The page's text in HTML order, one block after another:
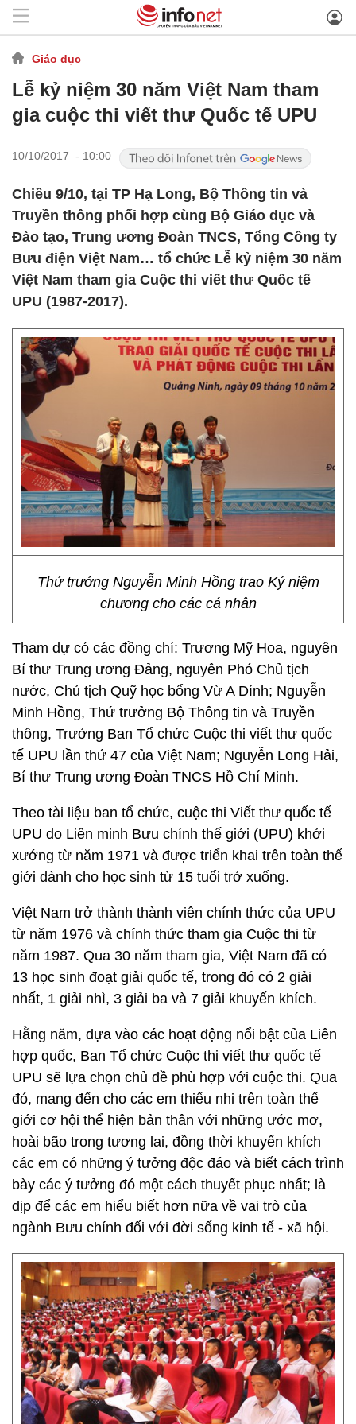
Giáo dục
Lễ kỷ niệm 30 năm Việt Nam tham
gia cuộc thi viết thư Quốc tế UPU
10/10/2017 - 10:00
Chiều 9/10, tại TP Hạ Long, Bộ Thông tin và
Truyền thông phối hợp cùng Bộ Giáo dục và
Đào tạo, Trung ương Đoàn TNCS, Tổng Công ty
Bưu điện Việt Nam… tổ chức Lễ kỷ niệm 30 năm
Việt Nam tham gia Cuộc thi viết thư Quốc tế
UPU (1987-2017).
Thứ trưởng Nguyễn Minh Hồng trao Kỷ niệm
chương cho các cá nhân
Tham dự có các đồng chí: Trương Mỹ Hoa, nguyên
Bí thư Trung ương Đảng, nguyên Phó Chủ tịch
nước, Chủ tịch Quỹ học bổng Vừ A Dính; Nguyễn
Minh Hồng, Thứ trưởng Bộ Thông tin và Truyền
thông, Trưởng Ban Tổ chức Cuộc thi viết thư quốc
tế UPU lần thứ 47 của Việt Nam; Nguyễn Long Hải,
Bí thư Trung ương Đoàn TNCS Hồ Chí Minh.
Theo tài liệu ban tổ chức, cuộc thi Viết thư quốc tế
UPU do Liên minh Bưu chính thế giới (UPU) khởi
xướng từ năm 1971 và được triển khai trên toàn thế
giới dành cho học sinh từ 15 tuổi trở xuống.
Việt Nam trở thành thành viên chính thức của UPU
từ năm 1976 và chính thức tham gia Cuộc thi từ
năm 1987. Qua 30 năm tham gia, Việt Nam đã có
13 học sinh đoạt giải quốc tế, trong đó có 2 giải
nhất, 1 giải nhì, 3 giải ba và 7 giải khuyến khích.
Hằng năm, dựa vào các hoạt động nổi bật của Liên
hợp quốc, Ban Tổ chức Cuộc thi viết thư quốc tế
UPU sẽ lựa chọn chủ đề phù hợp với cuộc thi. Qua
đó, mang đến cho các em thiếu nhi trên toàn thế
giới cơ hội thể hiện bản thân với những ước mơ,
hoài bão trong tương lai, đồng thời khuyến khích
các em có những ý tưởng độc đáo và biết cách trình
bày các ý tưởng đó một cách thuyết phục nhất; là
dịp để các em hiểu biết hơn nữa về vai trò của
ngành Bưu chính đối với đời sống kinh tế - xã hội.